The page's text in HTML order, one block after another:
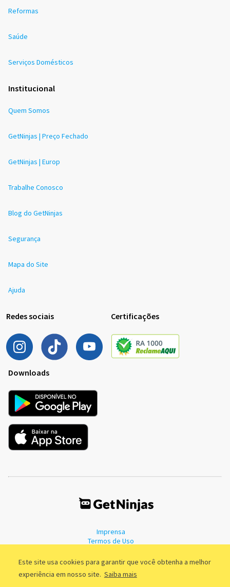
Este site usa cookies para garantir que você obtenha a melhor
experiência em nosso site. Saiba mais
Reformas
Saúde
Serviços Domésticos
Institucional
Quem Somos
GetNinjas | Preço Fechado
GetNinjas | Europ
Trabalhe Conosco
Blog do GetNinjas
Segurança
Mapa do Site
Ajuda
Redes sociais Certificações
Downloads
Imprensa
Termos de Uso